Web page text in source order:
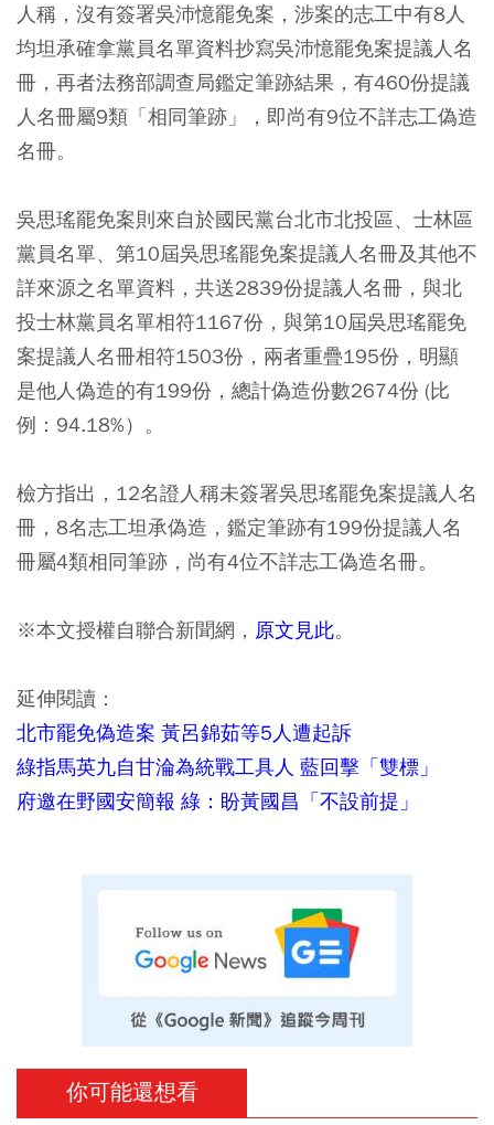
人稱，沒有簽署吳沛憶罷免案，涉案的志工中有8人
均坦承確拿黨員名單資料抄寫吳沛憶罷免案提議人名
冊，再者法務部調查局鑑定筆跡結果，有460份提議
人名冊屬9類「相同筆跡」，即尚有9位不詳志工偽造
名冊。
吳思瑤罷免案則來自於國民黨台北市北投區、士林區
黨員名單、第10屆吳思瑤罷免案提議人名冊及其他不
詳來源之名單資料，共送2839份提議人名冊，與北
投士林黨員名單相符1167份，與第10屆吳思瑤罷免
案提議人名冊相符1503份，兩者重疊195份，明顯
是他人偽造的有199份，總計偽造份數2674份 (比
例：94.18%）。
檢方指出，12名證人稱未簽署吳思瑤罷免案提議人名
冊，8名志工坦承偽造，鑑定筆跡有199份提議人名
冊屬4類相同筆跡，尚有4位不詳志工偽造名冊。
※本文授權自聯合新聞網， 原文見此。
延伸閱讀：
北市罷免偽造案 黃呂錦茹等5人遭起訴
綠指馬英九自甘淪為統戰工具人 藍回擊「雙標」
府邀在野國安簡報 綠：盼黃國昌「不設前提」
你可能還想看